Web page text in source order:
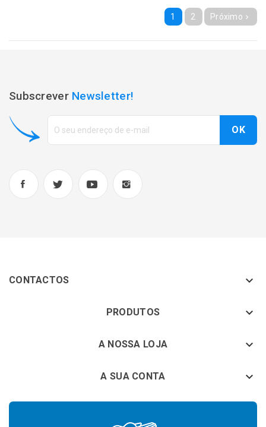
1 2 Próximo 
Subscrever Newsletter!
CONTACTOS 
PRODUTOS keyboard_arrow_down
A NOSSA LOJA keyboard_arrow_down
A SUA CONTA 